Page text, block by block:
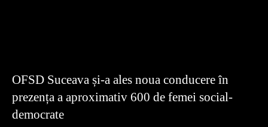
OFSD Suceava și-a ales noua conducere în
prezența a aproximativ 600 de femei social-
democrate